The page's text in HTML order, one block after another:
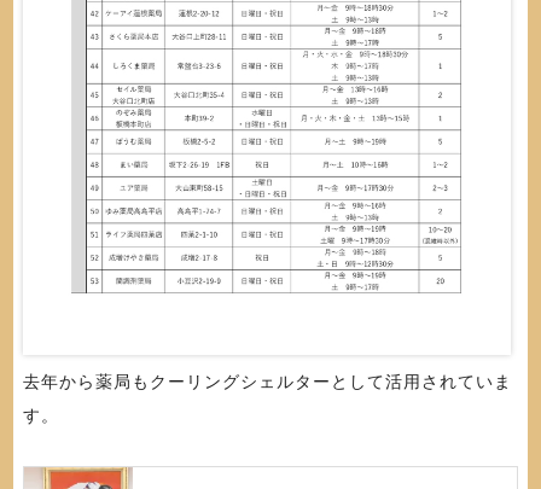
去年から薬局もクーリングシェルターとして活用されていま
す。